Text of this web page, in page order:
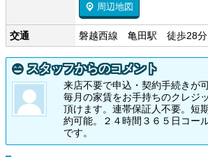
周辺地図
交通 磐越西線 亀田駅 徒歩28分
スタッフからのコメント
来店不要で申込・契約手続きが
毎月の家賃をお手持ちのクレジ
頂けます。連帯保証人不要。短
約可能。２４時間３６５日コー
です。